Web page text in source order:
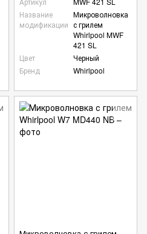
Название
модификации
Микроволновка
с грилем
Whirlpool MWF
421 SL
Цвет
Черный
Бренд
Whirlpool